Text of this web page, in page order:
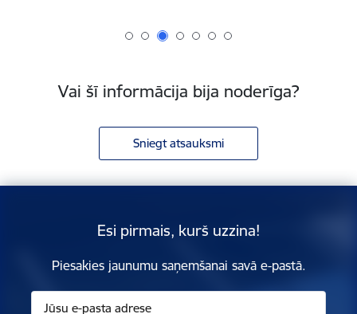
Vai šī informācija bija noderīga?
Sniegt atsauksmi
Esi pirmais, kurš uzzina!
Piesakies jaunumu saņemšanai savā e-pastā.